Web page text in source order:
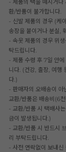
- 제품의 택을 떼시거나
환/반품이 불가합니다.
- 신발 제품의 경우 (케
송장을 붙이거나 분실,
- 속옷 제품의 경우 위
탁드립니다.
- 제품 수령 후 7일 안
니다. (건강, 출장, 여행
다.)
- 판매자의 오배송이 아
교환/반품은 배송비(6
- 교환/반품 시 택배사
금이 발생됩니다.)
- 교환/반품 시 반드시
리 부탁드립니다.
- 사전 연락없이 보내신